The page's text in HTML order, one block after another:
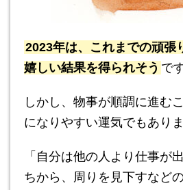
2023年は、これまでの頑張
嬉しい結果を得られそう で
しかし、物事が順調に進む
になりやすい運気でもありま
「自分は他の人より仕事が
ちから、周りを見下すなど